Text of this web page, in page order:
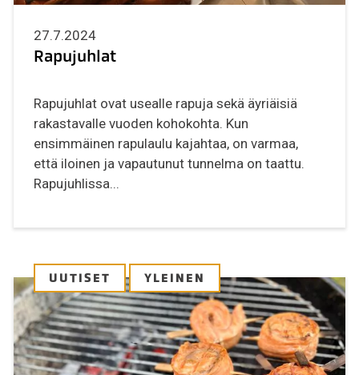
27.7.2024
Rapujuhlat
Rapujuhlat ovat usealle rapuja sekä äyriäisiä
rakastavalle vuoden kohokohta. Kun
ensimmäinen rapulaulu kajahtaa, on varmaa,
että iloinen ja vapautunut tunnelma on taattu.
Rapujuhlissa...
UUTISET YLEINEN